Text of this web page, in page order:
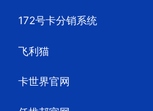
172号卡分销系统
飞利猫
卡世界官网